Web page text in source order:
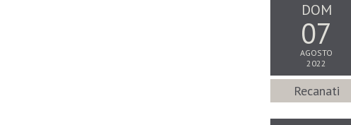
DOM
07
AGOSTO
2022
Recanati